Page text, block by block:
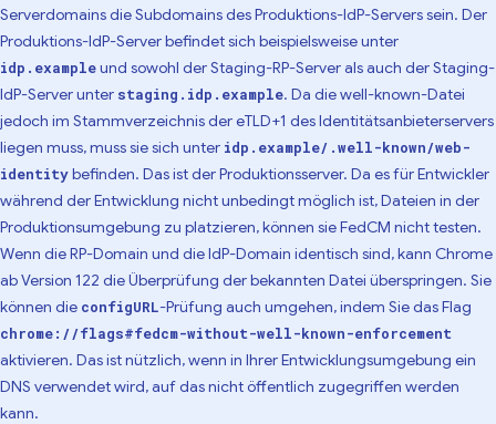
Serverdomains die Subdomains des Produktions-IdP-Servers sein. Der
Produktions-IdP-Server befindet sich beispielsweise unter
idp.exampleund sowohl der Staging-RP-Server als auch der Staging-
IdP-Server unter staging.idp.example. Da die well-known-Datei
jedoch im Stammverzeichnis der eTLD+1 des Identitätsanbieterservers
liegen muss, muss sie sich unter idp.example/.well-known/web-
identitybefinden. Das ist der Produktionsserver. Da es für Entwickler
während der Entwicklung nicht unbedingt möglich ist, Dateien in der
Produktionsumgebung zu platzieren, können sie FedCM nicht testen.
Wenn die RP-Domain und die IdP-Domain identisch sind, kann Chrome
ab Version 122 die Überprüfung der bekannten Datei überspringen. Sie
können die configURL-Prüfung auch umgehen, indem Sie das Flag
chrome://flags#fedcm-without-well-known-enforcement
aktivieren. Das ist nützlich, wenn in Ihrer Entwicklungsumgebung ein
DNS verwendet wird, auf das nicht öffentlich zugegriffen werden
kann.